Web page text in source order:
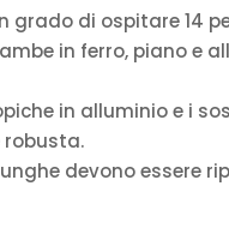
grado di ospitare 14
in ferro, piano e
in alluminio e i
robusta.
devono essere